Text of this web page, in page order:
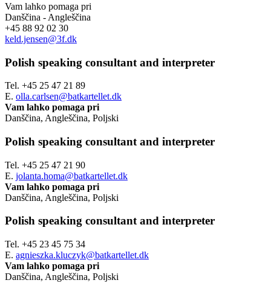
Vam lahko pomaga pri
Danščina - Angleščina
+45 88 92 02 30
keld.jensen@3f.dk
Polish speaking consultant and interpreter
Tel. +45 25 47 21 89
E. olla.carlsen@batkartellet.dk
Vam lahko pomaga pri
Danščina, Angleščina, Poljski
Polish speaking consultant and interpreter
Tel. +45 25 47 21 90
E. jolanta.homa@batkartellet.dk
Vam lahko pomaga pri
Danščina, Angleščina, Poljski
Polish speaking consultant and interpreter
Tel. +45 23 45 75 34
E. agnieszka.kluczyk@batkartellet.dk
Vam lahko pomaga pri
Danščina, Angleščina, Poljski